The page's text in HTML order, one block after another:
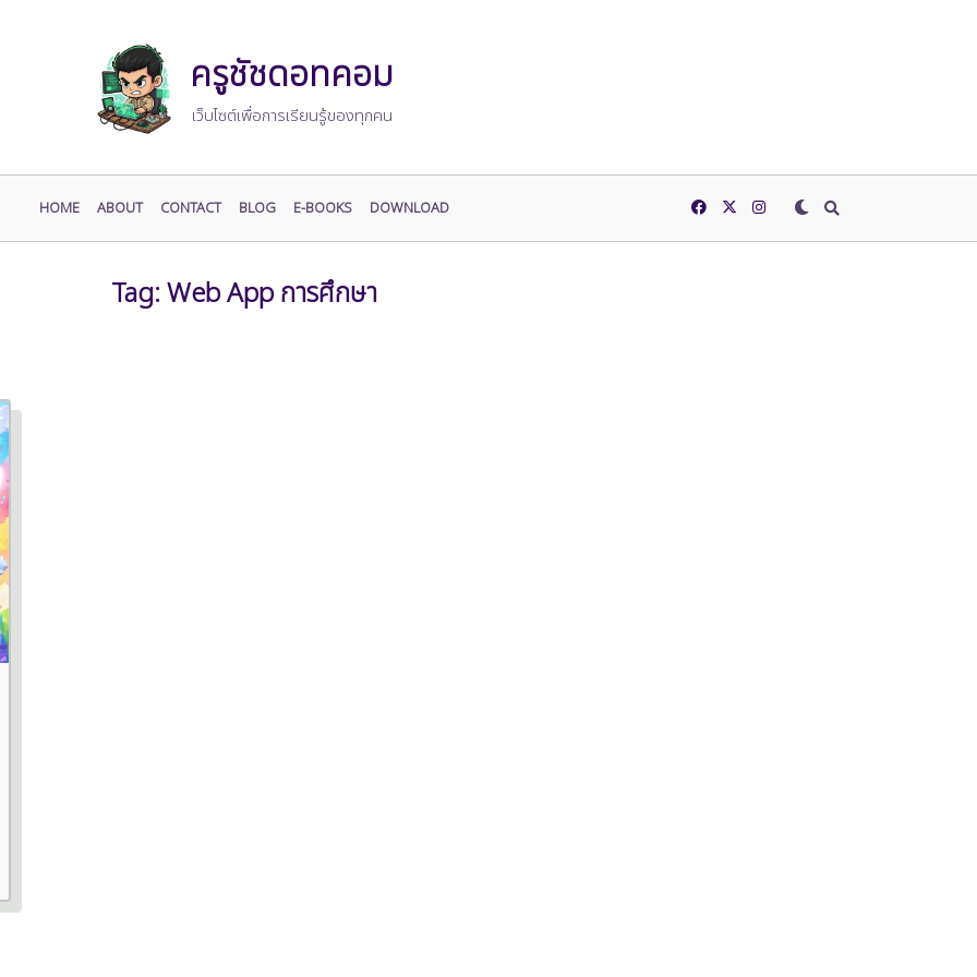
ครูชัชดอทคอม
เว็บไซต์เพื่อการเรียนรู้ของทุกคน
HOME ABOUT CONTACT BLOG E-BOOKS DOWNLOAD
Tag:Web App การศึกษา